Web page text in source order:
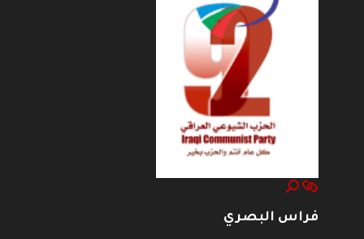
فراس البصري